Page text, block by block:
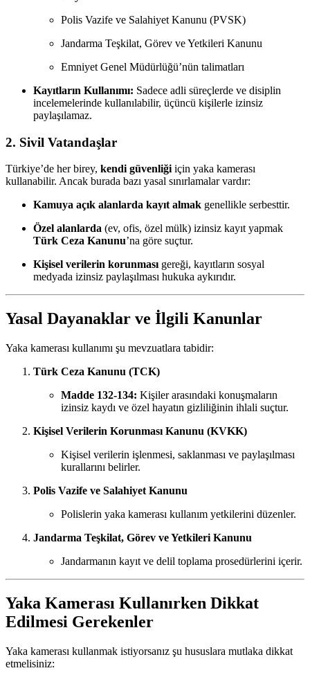
Polis Vazife ve Salahiyet Kanunu (PVSK)
Jandarma Teşkilat, Görev ve Yetkileri Kanunu
Emniyet Genel Müdürlüğü’nün talimatları
Kayıtların Kullanımı: Sadece adli süreçlerde ve disiplin
incelemelerinde kullanılabilir, üçüncü kişilerle izinsiz
paylaşılamaz.
2. Sivil Vatandaşlar
Türkiye’de her birey, kendi güvenliği için yaka kamerası
kullanabilir. Ancak burada bazı yasal sınırlamalar vardır:
Kamuya açık alanlarda kayıt almak genellikle serbesttir.
Özel alanlarda (ev, ofis, özel mülk) izinsiz kayıt yapmak
Türk Ceza Kanunu’na göre suçtur.
Kişisel verilerin korunması gereği, kayıtların sosyal
medyada izinsiz paylaşılması hukuka aykırıdır.
Yasal Dayanaklar ve İlgili Kanunlar
Yaka kamerası kullanımı şu mevzuatlara tabidir:
Türk Ceza Kanunu (TCK)
Madde 132-134: Kişiler arasındaki konuşmaların
izinsiz kaydı ve özel hayatın gizliliğinin ihlali suçtur.
Kişisel Verilerin Korunması Kanunu (KVKK)
Kişisel verilerin işlenmesi, saklanması ve paylaşılması
kurallarını belirler.
Polis Vazife ve Salahiyet Kanunu
Polislerin yaka kamerası kullanım yetkilerini düzenler.
Jandarma Teşkilat, Görev ve Yetkileri Kanunu
Jandarmanın kayıt ve delil toplama prosedürlerini içerir.
Yaka Kamerası Kullanırken Dikkat
Edilmesi Gerekenler
Yaka kamerası kullanmak istiyorsanız şu hususlara mutlaka dikkat
etmelisiniz: